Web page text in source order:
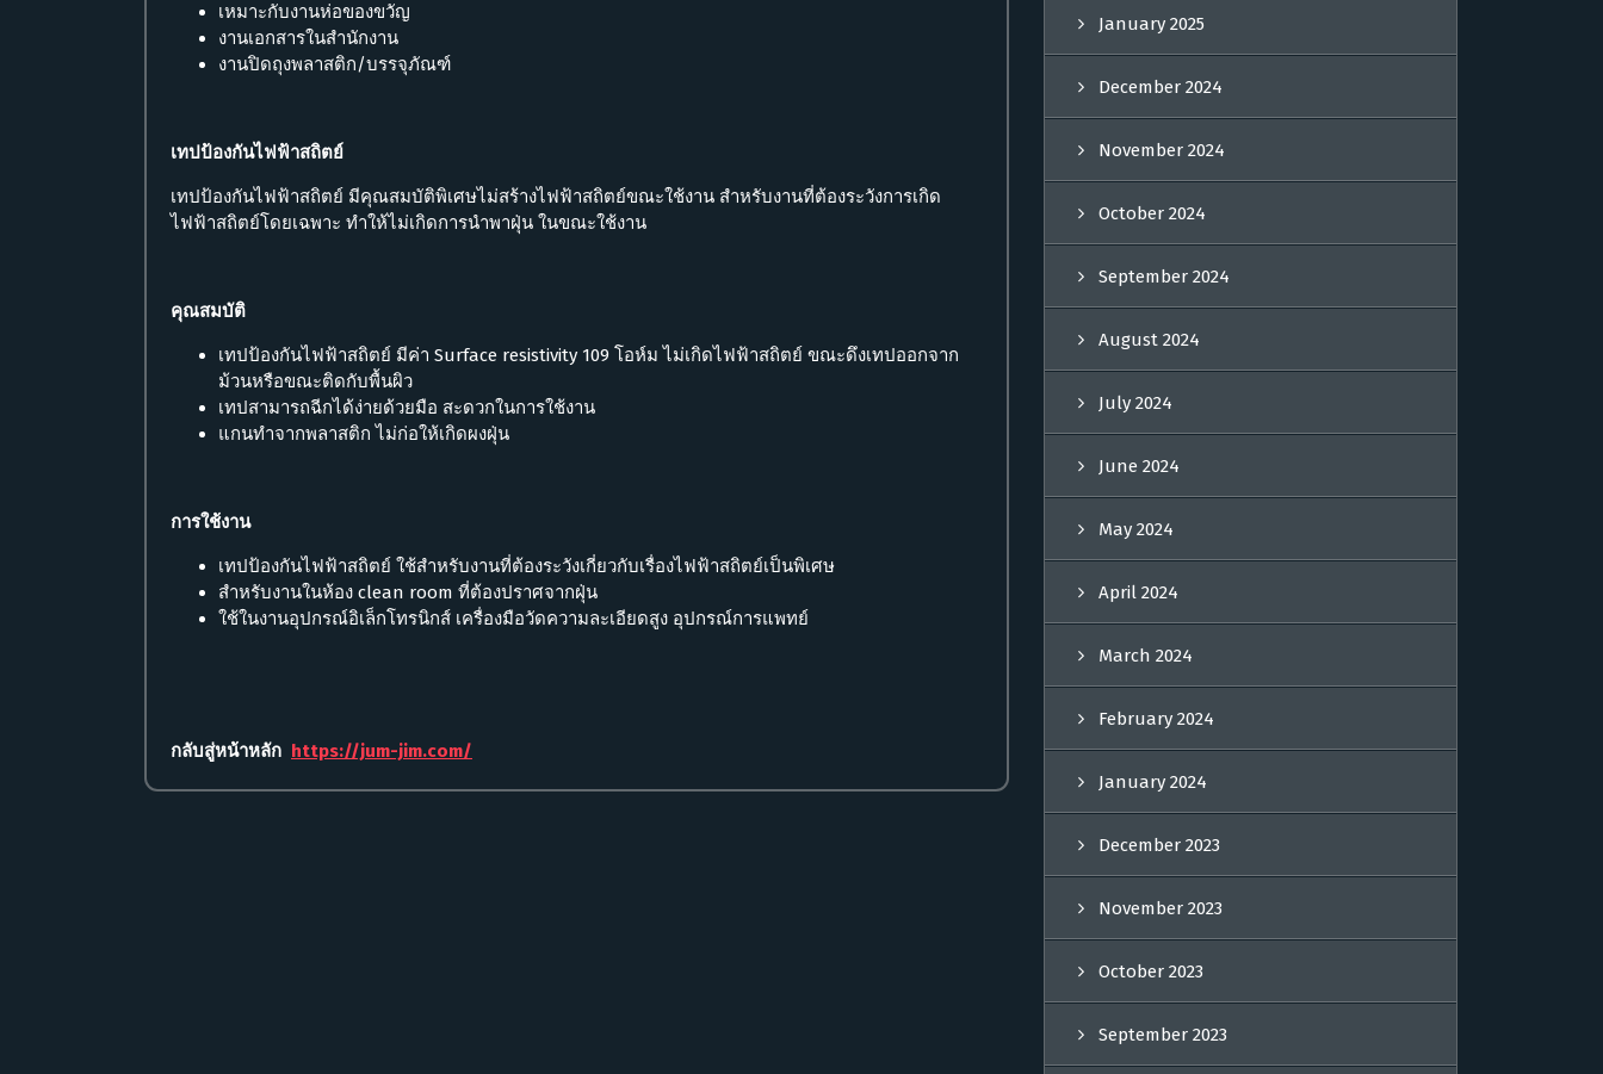
เหมาะกับงานห่อของขวัญ
งานเอกสารในสำนักงาน
งานปิดถุงพลาสติก/บรรจุภัณฑ์
เทปป้องกันไฟฟ้าสถิตย์
เทปป้องกันไฟฟ้าสถิตย์ มีคุณสมบัติพิเศษไม่สร้างไฟฟ้าสถิตย์ขณะใช้งาน สำหรับงานที่ต้องระวังการเกิด
ไฟฟ้าสถิตย์โดยเฉพาะ ทำให้ไม่เกิดการนำพาฝุ่น ในขณะใช้งาน
คุณสมบัติ
เทปป้องกันไฟฟ้าสถิตย์ มีค่า Surface resistivity 109 โอห์ม ไม่เกิดไฟฟ้าสถิตย์ ขณะดึงเทปออกจาก
ม้วนหรือขณะติดกับพื้นผิว
เทปสามารถฉีกได้ง่ายด้วยมือ สะดวกในการใช้งาน
แกนทำจากพลาสติก ไม่ก่อให้เกิดผงฝุ่น
การใช้งาน
เทปป้องกันไฟฟ้าสถิตย์ ใช้สำหรับงานที่ต้องระวังเกี่ยวกับเรื่องไฟฟ้าสถิตย์เป็นพิเศษ
สำหรับงานในห้อง clean room ที่ต้องปราศจากฝุ่น
ใช้ในงานอุปกรณ์อิเล็กโทรนิกส์ เครื่องมือวัดความละเอียดสูง อุปกรณ์การแพทย์
กลับสู่หน้าหลัก https://jum-jim.com/
January 2025
December 2024
November 2024
October 2024
September 2024
August 2024
July 2024
June 2024
May 2024
April 2024
March 2024
February 2024
January 2024
December 2023
November 2023
October 2023
September 2023